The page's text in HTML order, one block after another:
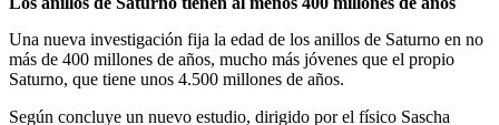
Una nueva investigación fija la edad de los anillos de Saturno en no
más de 400 millones de años, mucho más jóvenes que el propio
Saturno, que tiene unos 4.500 millones de años.
Según concluye un nuevo estudio, dirigido por el físico Sascha